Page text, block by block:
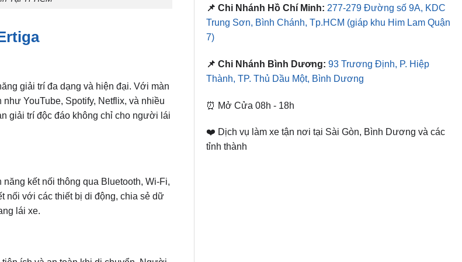
giải trí đa dạng và hiện đại. Với màn
YouTube, Spotify, Netflix, và nhiều
giải trí độc đáo không chỉ cho người lái
kết nối thông qua Bluetooth, Wi-Fi,
nối với các thiết bị di động, chia sẻ dữ
lái xe.
📌 Chi Nhánh Hồ Chí Minh: 277-279 Đường số 9A, KDC
Trung Sơn, Bình Chánh, Tp.HCM (giáp khu Him Lam Quận
7)
📌 Chi Nhánh Bình Dương: 93 Trương Định, P. Hiệp
Thành, TP. Thủ Dầu Một, Bình Dương
⏰ Mở Cửa 08h - 18h
❤️ Dịch vụ làm xe tận nơi tại Sài Gòn, Bình Dương và các
tỉnh thành